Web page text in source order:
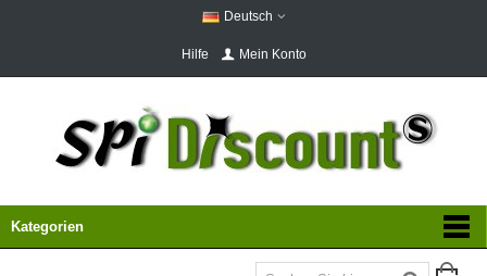
Deutsch
Hilfe Mein Konto
Kategorien